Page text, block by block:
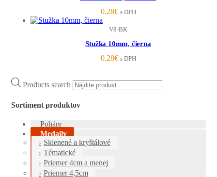
0.28€ s DPH
V8-BK
Stužka 10mm, čierna
0.28€ s DPH
Products search
Sortiment produktov
Poháre
Medaily
Sklenené a kryštálové
Tématické
Priemer 4cm a menej
Priemer 4,5cm